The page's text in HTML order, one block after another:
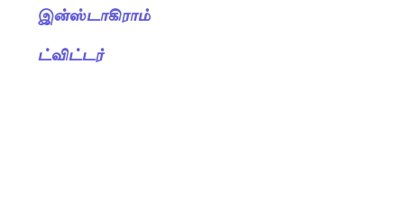
இன்ஸ்டாகிராம்
ட்விட்டர்